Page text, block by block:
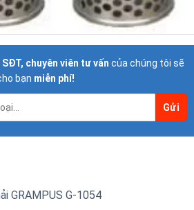
SĐT, chuyên viên tư vấn của chúng tôi sẽ
bạn miễn phí!
GRAMPUS G-1054